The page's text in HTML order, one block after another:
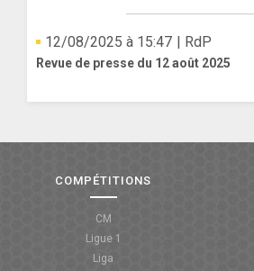
12/08/2025 à 15:47 | RdP
Revue de presse du 12 août 2025
COMPÉTITIONS
CM
Ligue 1
Liga